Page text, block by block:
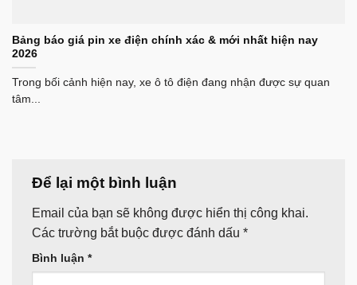
Bảng báo giá pin xe điện chính xác & mới nhất hiện nay
2026
Trong bối cảnh hiện nay, xe ô tô điện đang nhận được sự quan
tâm...
Để lại một bình luận
Email của bạn sẽ không được hiển thị công khai.
Các trường bắt buộc được đánh dấu *
Bình luận *